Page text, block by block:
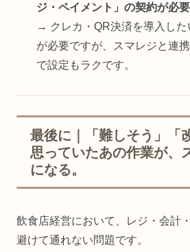
ジ・ペイメント」の契約が必要
→ クレカ・QR決済を導入した
が必要ですが、スマレジと連
で設定もラクです。
最後に｜「難しそう」「
思っていたあの作業が、
になる。
飲食店経営において、レジ・会計
避けて通れない問題です。